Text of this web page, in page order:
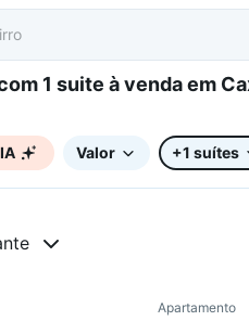
em Caxias do
Valor +1 suítes
Apartamento